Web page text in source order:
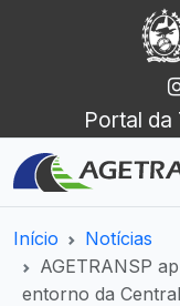
Portal da
Início
Notícias
AGETRANSP
entorno da